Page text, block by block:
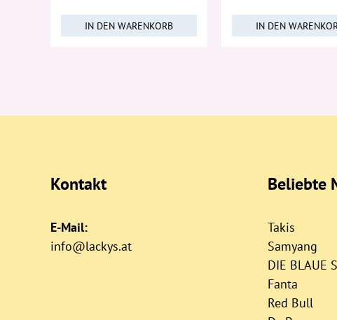
IN DEN WARENKORB IN DEN
Kontakt
E-Mail:
info@lackys.at
Beliebte
Takis
Samyang
DIE BLAUE
Fanta
Red Bull